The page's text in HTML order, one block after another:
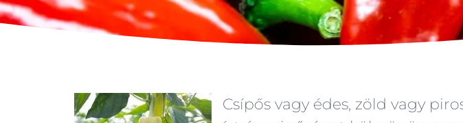
Csípős vagy édes, zöld vagy